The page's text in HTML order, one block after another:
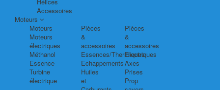
Accessoires
Moteurs
Moteurs
Moteurs
électriques
Méthanol
Essence
Turbine
électrique
Pièces
&
accessoires
Essences/Thermiques
Echappements
Huiles
et
Pièces
&
accessoires
Electriques
Axes
Prises
Prop